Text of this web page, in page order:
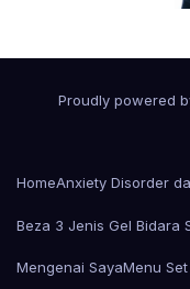
Proudly powered
HomeAnxiety Disorder
Beza 3 Jenis Gel Bidara
Mengenai SayaMenu